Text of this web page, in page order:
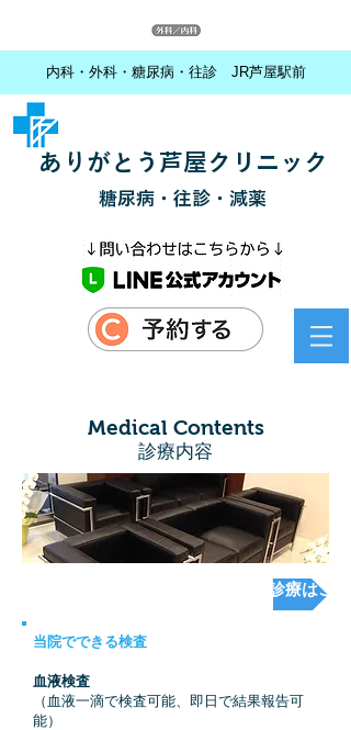
内科・外科・糖尿病・往診 JR芦屋駅前
ありがとう芦屋クリニック
糖尿病・往診・減薬
Medical Contents
​診療内容
予防接種・ダイエットなど、自費診療はこち
当院でできる検査
血液検査
（血液一滴で検査可能、即日で結果報告可
能）